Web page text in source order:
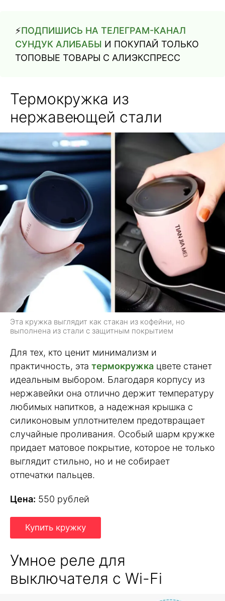
⚡️ПОДПИШИСЬ НА ТЕЛЕГРАМ-КАНАЛ
СУНДУК АЛИБАБЫ И ПОКУПАЙ ТОЛЬКО
ТОПОВЫЕ ТОВАРЫ С АЛИЭКСПРЕСС
Термокружка из
нержавеющей стали
Эта кружка выглядит как стакан из кофейни, но
выполнена из стали с защитным покрытием
Для тех, кто ценит минимализм и
практичность, эта термокружка цвете станет
идеальным выбором. Благодаря корпусу из
нержавейки она отлично держит температуру
любимых напитков, а надежная крышка с
силиконовым уплотнителем предотвращает
случайные проливания. Особый шарм кружке
придает матовое покрытие, которое не только
выглядит стильно, но и не собирает
отпечатки пальцев.
Цена: 550 рублей
Купить кружку
Умное реле для
выключателя с Wi-Fi